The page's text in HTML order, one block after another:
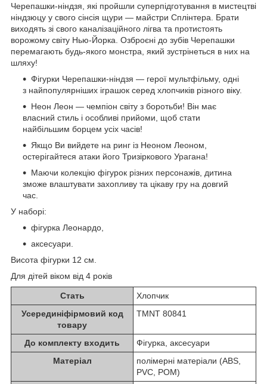
Черепашки-ніндзя, які пройшли суперпідготування в мистецтві
ніндзюцу у свого сінсія щури — майстри Сплінтера. Брати
виходять зі свого каналізаційного лігва та протистоять
ворожому світу Нью-Йорка. Озброєні до зубів Черепашки
перемагають будь-якого монстра, який зустрінеться в них на
шляху!
Фігурки Черепашки-ніндзя — герої мультфільму, одні
з найпопулярніших іграшок серед хлопчиків різного віку.
Неон Леон — чемпіон світу з боротьби! Він має
власний стиль і особливі прийоми, щоб стати
найбільшим борцем усіх часів!
Якщо Ви вийдете на ринг із Неоном Леоном,
остерігайтеся атаки його Тризіркового Урагана!
Маючи колекцію фігурок різних персонажів, дитина
зможе влаштувати захопливу та цікаву гру на довгий
час.
У наборі:
фігурка Леонардо,
аксесуари.
Висота фігурки 12 см.
Для дітей віком від 4 років
Стать
Хлопчик
Усерединіфірмовий код
товару
TMNT 80841
До комплекту входить
Фігурка, аксесуари
Матеріал
полімерні матеріали (ABS,
PVC, POM)